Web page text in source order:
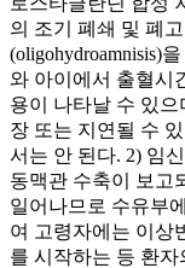
의 조기 폐쇄 및 폐
(oligohydroamnisis)
와 아이에서 출혈시
용이 나타날 수 있
장 또는 지연될 수
서는 안 된다. 2) 임
동맥관 수축이 보고
일어나므로 수유부
여 고령자에는 이상
를 시작하는 등 환